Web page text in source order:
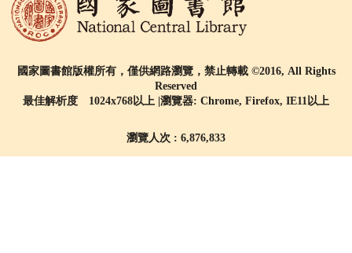
國家圖書館版權所有，僅供網路瀏覽，禁止轉載 ©2016, All Rights
Reserved
最佳解析度 1024x768以上 |瀏覽器: Chrome, Firefox, IE11以上
瀏覽人次 : 6,876,833